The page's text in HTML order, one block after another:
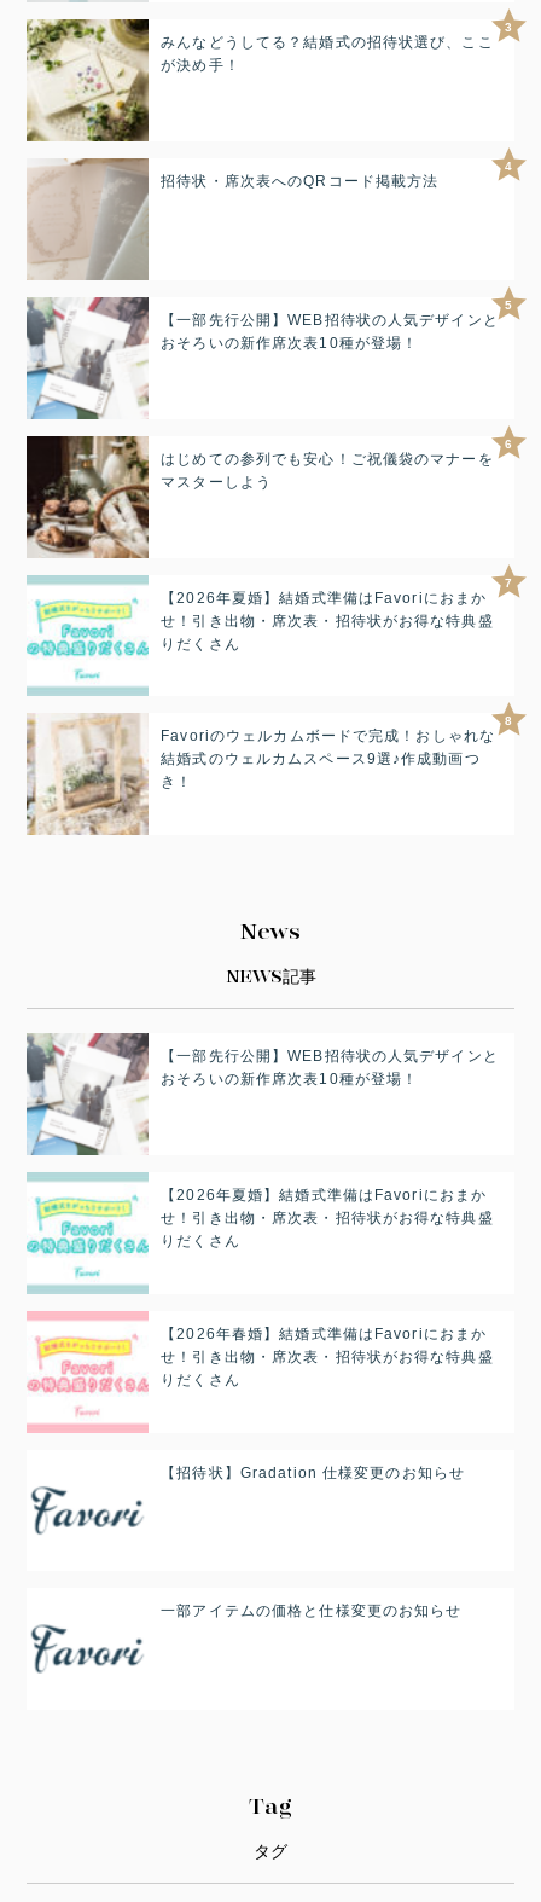
3
みんなどうしてる？結婚式の招待状選び、ここ
が決め手！
4
招待状・席次表へのQRコード掲載方法
5
【一部先行公開】WEB招待状の人気デザインと
おそろいの新作席次表10種が登場！
6
はじめての参列でも安心！ご祝儀袋のマナーを
マスターしよう
7
【2026年夏婚】結婚式準備はFavoriにおまか
せ！引き出物・席次表・招待状がお得な特典盛
りだくさん
8
Favoriのウェルカムボードで完成！おしゃれな
結婚式のウェルカムスペース9選♪作成動画つ
き！
News
NEWS記事
【一部先行公開】WEB招待状の人気デザインと
おそろいの新作席次表10種が登場！
【2026年夏婚】結婚式準備はFavoriにおまか
せ！引き出物・席次表・招待状がお得な特典盛
りだくさん
【2026年春婚】結婚式準備はFavoriにおまか
せ！引き出物・席次表・招待状がお得な特典盛
りだくさん
【招待状】Gradation 仕様変更のお知らせ
一部アイテムの価格と仕様変更のお知らせ
Tag
タグ